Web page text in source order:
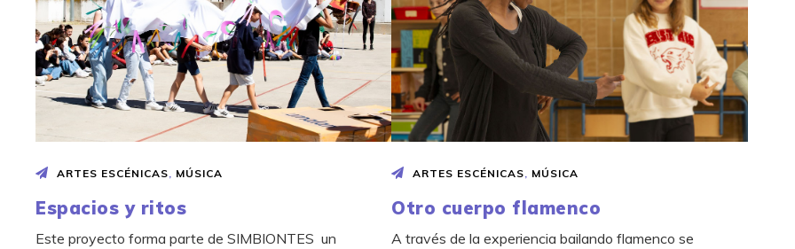
ARTES ESCÉNICAS, MÚSICA
Espacios y ritos
Este proyecto forma parte de SIMBIONTES un
ARTES ESCÉNICAS, MÚSICA
Otro cuerpo flamenco
A través de la experiencia bailando flamenco se